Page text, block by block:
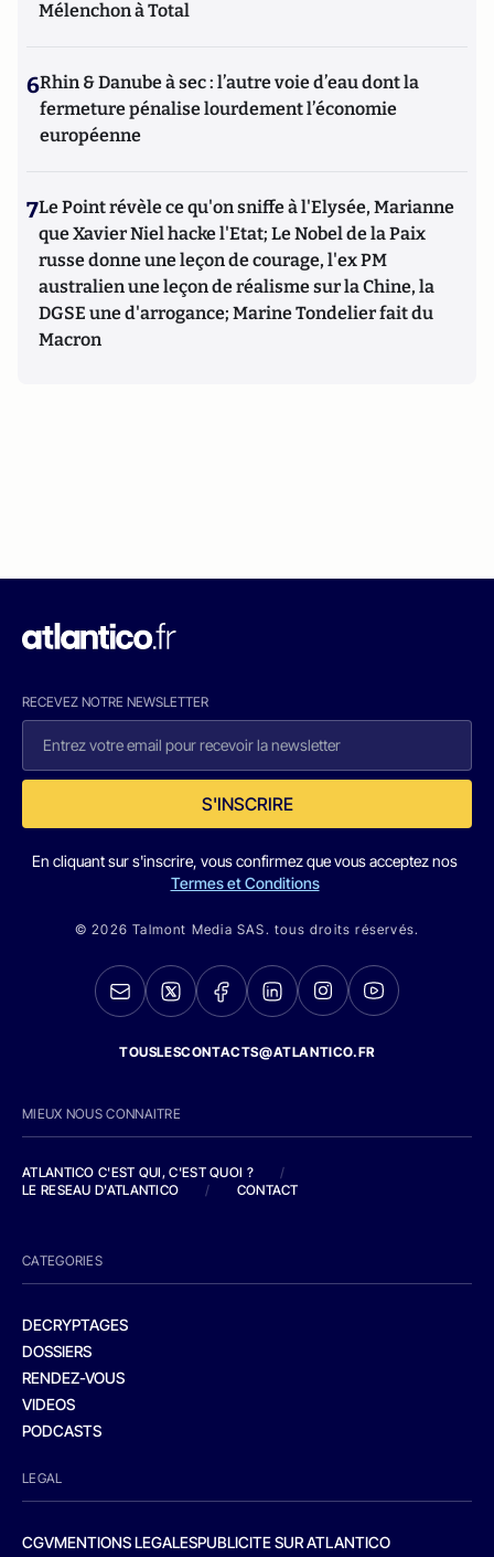
Mélenchon à Total
6Rhin & Danube à sec : l’autre voie d’eau dont la
fermeture pénalise lourdement l’économie
européenne
7Le Point révèle ce qu'on sniffe à l'Elysée, Marianne
que Xavier Niel hacke l'Etat; Le Nobel de la Paix
russe donne une leçon de courage, l'ex PM
australien une leçon de réalisme sur la Chine, la
DGSE une d'arrogance; Marine Tondelier fait du
Macron
RECEVEZ NOTRE NEWSLETTER
S'INSCRIRE
En cliquant sur s'inscrire, vous confirmez que vous acceptez nos
Termes et Conditions
© 2026 Talmont Media SAS. tous droits réservés.
TOUSLESCONTACTS@ATLANTICO.FR
MIEUX NOUS CONNAITRE
ATLANTICO C'EST QUI, C'EST QUOI ?
/
LE RESEAU D'ATLANTICO
/ CONTACT
CATEGORIES
DECRYPTAGES
DOSSIERS
RENDEZ-VOUS
VIDEOS
PODCASTS
LEGAL
CGVMENTIONS LEGALESPUBLICITE SUR ATLANTICO